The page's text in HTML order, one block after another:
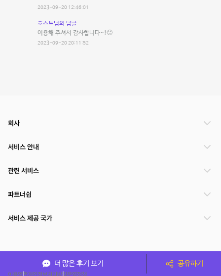
2023-09-20 12:46:01
호스트님의 답글
이용해 주셔서 감사합니다~!🙂
2023-09-20 20:11:52
더 많은 후기 보기 공유하기
회사
서비스 안내
관련 서비스
파트너쉽
서비스 제공 국가
이용약관개인정보처리방침운영정책